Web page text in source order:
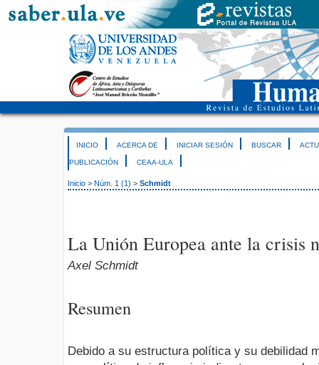
INICIO ACERCA DE INICIAR SESIÓN BUSCAR
PUBLICACIÓN CEAA-ULA
Inicio > Núm. 1 (1) > Schmidt
La Unión Europea ante la crisis
Axel Schmidt
Resumen
Debido a su estructura política y su debilidad